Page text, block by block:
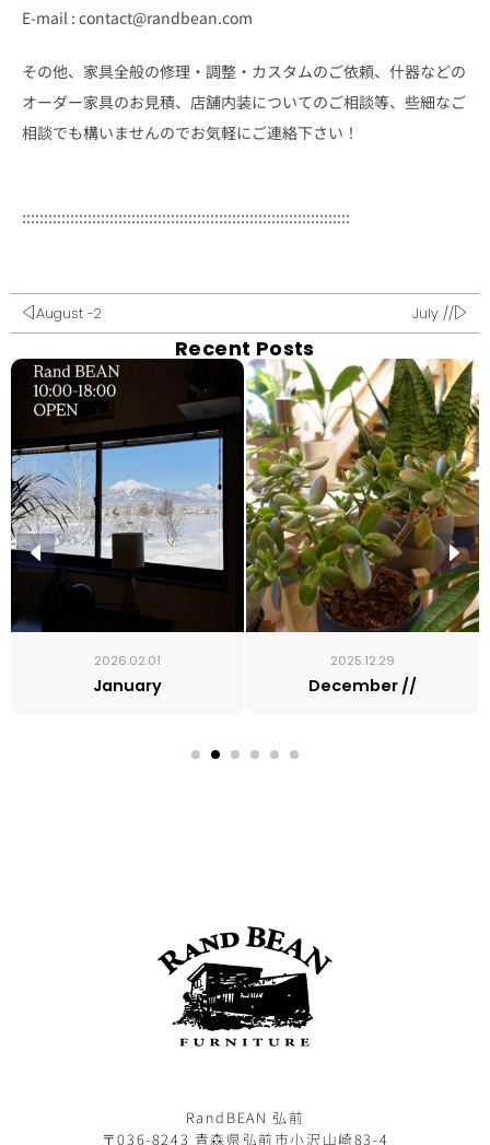
E-mail : contact@randbean.com
その他、家具全般の修理・調整・カスタムのご依頼、什器などの
オーダー家具のお見積、店舗内装についてのご相談等、些細なご
相談でも構いませんのでお気軽にご連絡下さい！
:::::::::::::::::::::::::::::::::::::::::::::::::::::::::::::::::::::::::::
August -2 July //
Recent Posts
2026.02.01
January
2025.12.29
December //
RandBEAN 弘前
〒036-8243 青森県弘前市小沢山崎83-4